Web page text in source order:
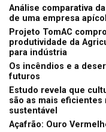
Análise comparativa
de uma empresa
Projeto TomAC
produtividade da
para indústria
Os incêndios e a
futuros
Estudo revela que
são as mais
sustentável
Açafrão: Ouro